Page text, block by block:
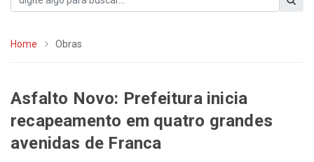
Home Obras
Asfalto Novo: Prefeitura inicia
recapeamento em quatro grandes
avenidas de Franca